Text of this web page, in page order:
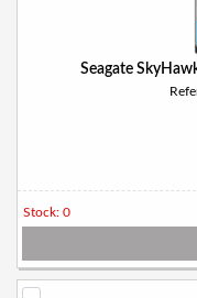
Seagate
Stock: 0